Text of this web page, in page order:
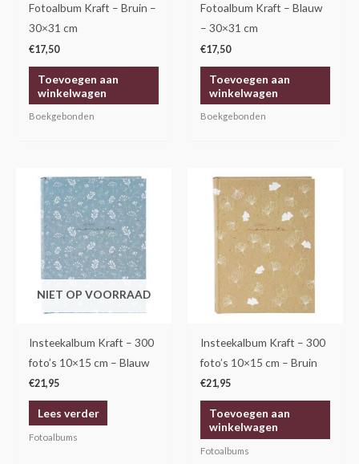
Fotoalbum Kraft – Bruin –
30×31 cm
€17,50
Toevoegen aan
winkelwagen
Boekgebonden
Fotoalbum Kraft – Blauw
– 30×31 cm
€17,50
Toevoegen aan
winkelwagen
Boekgebonden
NIET OP VOORRAAD
Insteekalbum Kraft – 300
foto’s 10×15 cm – Blauw
€21,95
Lees verder
Fotoalbums
Insteekalbum Kraft – 300
foto’s 10×15 cm – Bruin
€21,95
Toevoegen aan
winkelwagen
Fotoalbums